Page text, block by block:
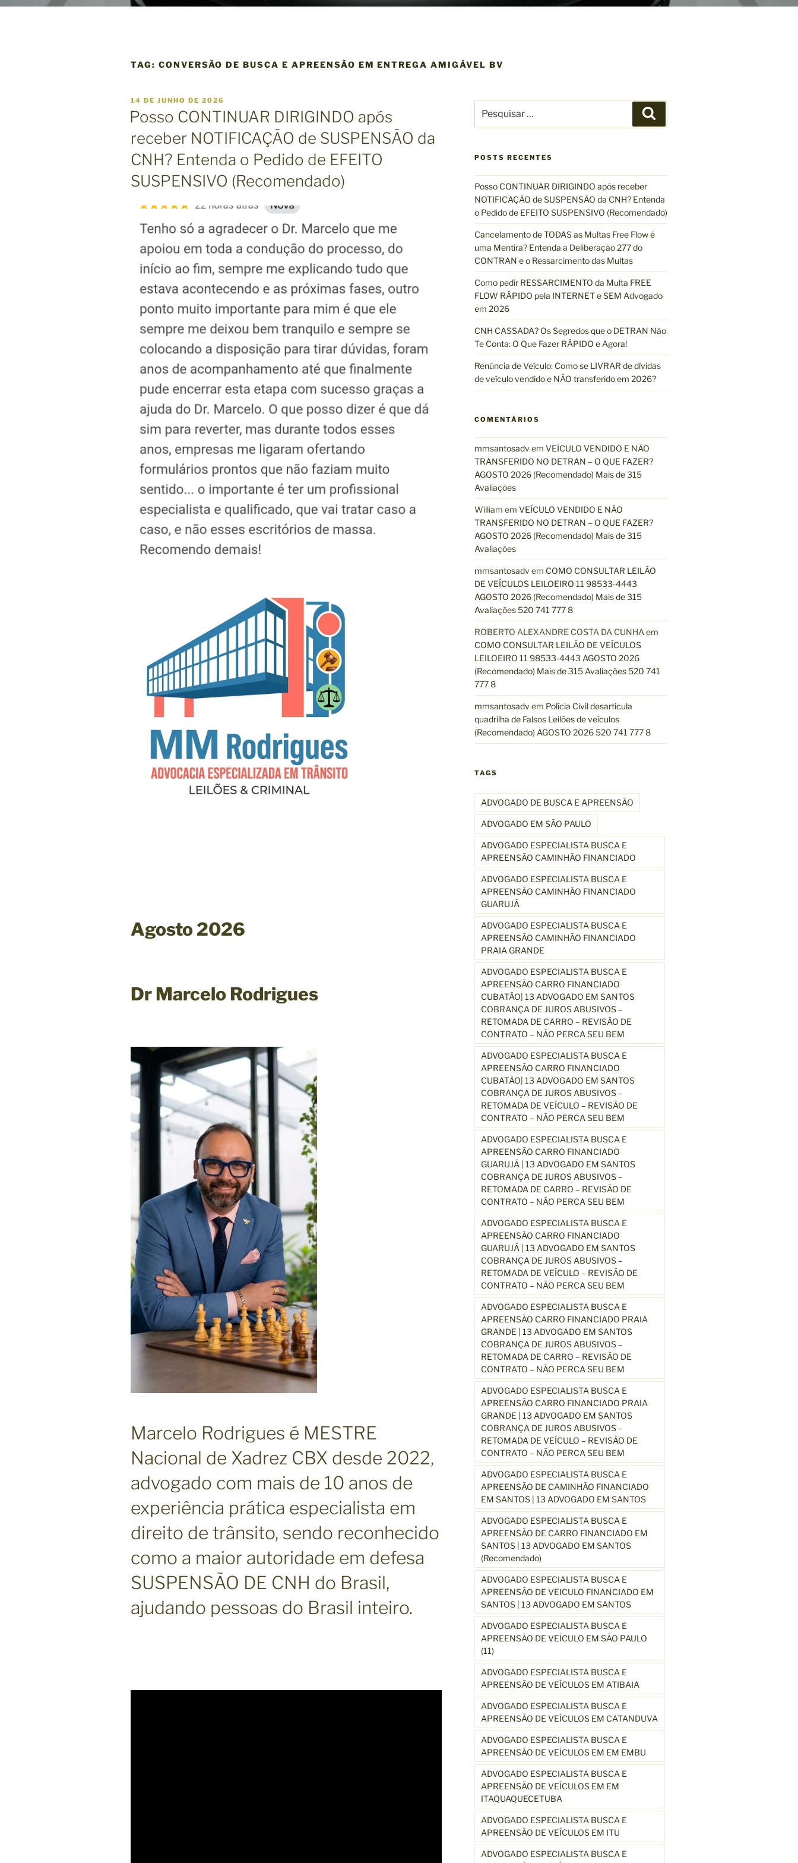
TAG: CONVERSÃO DE BUSCA E APREENSÃO EM ENTREGA AMIGÁVEL BV
P
U
B
I
A
D
O
E
14 DE JUNHO DE 2026
Posso CONTINUAR DIRIGINDO após
receber NOTIFICAÇÃO de SUSPENSÃO da
CNH? Entenda o Pedido de EFEITO
SUSPENSIVO (Recomendado)
Agosto 2026
Dr Marcelo Rodrigues
Marcelo Rodrigues é MESTRE
Nacional de Xadrez CBX desde 2022,
advogado com mais de 10 anos de
experiência prática especialista em
direito de trânsito, sendo reconhecido
como a maior autoridade em defesa
SUSPENSÃO DE CNH do Brasil,
ajudando pessoas do Brasil inteiro.
s
u
s
a
r
p
o
r
:
e
s
a
r
POSTS RECENTES
Posso CONTINUAR DIRIGINDO após receber
NOTIFICAÇÃO de SUSPENSÃO da CNH? Entenda
o Pedido de EFEITO SUSPENSIVO (Recomendado)
Cancelamento de TODAS as Multas Free Flow é
uma Mentira? Entenda a Deliberação 277 do
CONTRAN e o Ressarcimento das Multas
Como pedir RESSARCIMENTO da Multa FREE
FLOW RÁPIDO pela INTERNET e SEM Advogado
em 2026
CNH CASSADA? Os Segredos que o DETRAN Não
Te Conta: O Que Fazer RÁPIDO e Agora!
Renúncia de Veículo: Como se LIVRAR de dívidas
de veículo vendido e NÃO transferido em 2026?
COMENTÁRIOS
mmsantosadv em VEÍCULO VENDIDO E NÃO
TRANSFERIDO NO DETRAN – O QUE FAZER?
AGOSTO 2026 (Recomendado) Mais de 315
Avaliações
William em VEÍCULO VENDIDO E NÃO
TRANSFERIDO NO DETRAN – O QUE FAZER?
AGOSTO 2026 (Recomendado) Mais de 315
Avaliações
mmsantosadv em COMO CONSULTAR LEILÃO
DE VEÍCULOS LEILOEIRO 11 98533-4443
AGOSTO 2026 (Recomendado) Mais de 315
Avaliações 520 741 777 8
ROBERTO ALEXANDRE COSTA DA CUNHA em
COMO CONSULTAR LEILÃO DE VEÍCULOS
LEILOEIRO 11 98533-4443 AGOSTO 2026
(Recomendado) Mais de 315 Avaliações 520 741
777 8
mmsantosadv em Polícia Civil desarticula
quadrilha de Falsos Leilões de veículos
(Recomendado) AGOSTO 2026 520 741 777 8
TAGS
ADVOGADO DE BUSCA E APREENSÃO
ADVOGADO EM SÃO PAULO
ADVOGADO ESPECIALISTA BUSCA E
APREENSÃO CAMINHÃO FINANCIADO
ADVOGADO ESPECIALISTA BUSCA E
APREENSÃO CAMINHÃO FINANCIADO
GUARUJÁ
ADVOGADO ESPECIALISTA BUSCA E
APREENSÃO CAMINHÃO FINANCIADO
PRAIA GRANDE
ADVOGADO ESPECIALISTA BUSCA E
APREENSÃO CARRO FINANCIADO
CUBATÃO| 13 ADVOGADO EM SANTOS
COBRANÇA DE JUROS ABUSIVOS –
RETOMADA DE CARRO – REVISÃO DE
CONTRATO – NÃO PERCA SEU BEM
ADVOGADO ESPECIALISTA BUSCA E
APREENSÃO CARRO FINANCIADO
CUBATÃO| 13 ADVOGADO EM SANTOS
COBRANÇA DE JUROS ABUSIVOS –
RETOMADA DE VEÍCULO – REVISÃO DE
CONTRATO – NÃO PERCA SEU BEM
ADVOGADO ESPECIALISTA BUSCA E
APREENSÃO CARRO FINANCIADO
GUARUJÁ | 13 ADVOGADO EM SANTOS
COBRANÇA DE JUROS ABUSIVOS –
RETOMADA DE CARRO – REVISÃO DE
CONTRATO – NÃO PERCA SEU BEM
ADVOGADO ESPECIALISTA BUSCA E
APREENSÃO CARRO FINANCIADO
GUARUJÁ | 13 ADVOGADO EM SANTOS
COBRANÇA DE JUROS ABUSIVOS –
RETOMADA DE VEÍCULO – REVISÃO DE
CONTRATO – NÃO PERCA SEU BEM
ADVOGADO ESPECIALISTA BUSCA E
APREENSÃO CARRO FINANCIADO PRAIA
GRANDE | 13 ADVOGADO EM SANTOS
COBRANÇA DE JUROS ABUSIVOS –
RETOMADA DE CARRO – REVISÃO DE
CONTRATO – NÃO PERCA SEU BEM
ADVOGADO ESPECIALISTA BUSCA E
APREENSÃO CARRO FINANCIADO PRAIA
GRANDE | 13 ADVOGADO EM SANTOS
COBRANÇA DE JUROS ABUSIVOS –
RETOMADA DE VEÍCULO – REVISÃO DE
CONTRATO – NÃO PERCA SEU BEM
ADVOGADO ESPECIALISTA BUSCA E
APREENSÃO DE CAMINHÃO FINANCIADO
EM SANTOS | 13 ADVOGADO EM SANTOS
ADVOGADO ESPECIALISTA BUSCA E
APREENSÃO DE CARRO FINANCIADO EM
SANTOS | 13 ADVOGADO EM SANTOS
(Recomendado)
ADVOGADO ESPECIALISTA BUSCA E
APREENSÃO DE VEICULO FINANCIADO EM
SANTOS | 13 ADVOGADO EM SANTOS
ADVOGADO ESPECIALISTA BUSCA E
APREENSÃO DE VEÍCULO EM SÃO PAULO
(11)
ADVOGADO ESPECIALISTA BUSCA E
APREENSÃO DE VEÍCULOS EM ATIBAIA
ADVOGADO ESPECIALISTA BUSCA E
APREENSÃO DE VEÍCULOS EM CATANDUVA
ADVOGADO ESPECIALISTA BUSCA E
APREENSÃO DE VEÍCULOS EM EM EMBU
ADVOGADO ESPECIALISTA BUSCA E
APREENSÃO DE VEÍCULOS EM EM
ITAQUAQUECETUBA
ADVOGADO ESPECIALISTA BUSCA E
APREENSÃO DE VEÍCULOS EM ITU
ADVOGADO ESPECIALISTA BUSCA E